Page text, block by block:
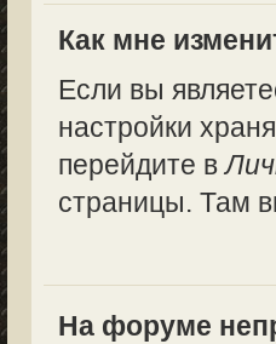
Как мне
Если вы
настройки
перейдите в
страницы. Там
На форуме